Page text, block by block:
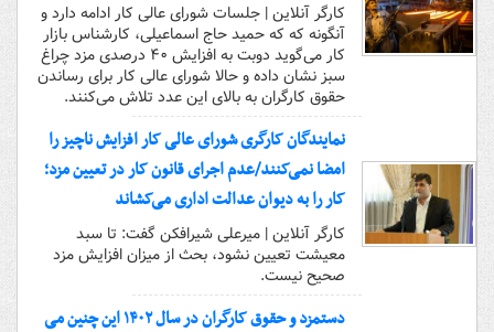
کارگر آنلاین | جلسات شورای عالی کار ادامه دارد و
آنگونه که که حمید حاج اسماعیلی، کارشناس بازار
کار می‌گوید دوبت به افزایش ۴۰ درصدی مزد چراغ
سبز نشان داده و حالا شورای عالی کار برای رساندن
حقوق کارگران به بالای این عدد تلاش می‌کنند.
نمایندگان کارگری شورای عالی کار افزایش ناچیز را
امضا نمی‌کنند/عدم اجرای قانون کار در تعیین مزد؛
کار را به دیوان عدالت اداری می‌کشاند
کارگر آنلاین | میرعلی شیرافکن گفت: تا سبد
معیشت تعیین نشود، بحث از میزان افزایش مزد
صحیح نیست.
دستمزد و حقوق کارگران در سال ۱۴۰۲ این چنین می